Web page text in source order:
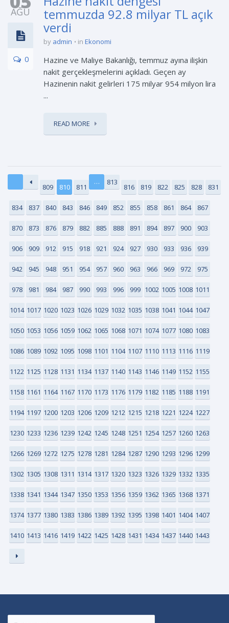
AĞU
0
temmuzda 92.8 milyar TL açık
verdi
by admin in Ekonomi
Hazine ve Maliye Bakanlığı, temmuz ayına ilişkin
nakit gerçekleşmelerini açıkladı. Geçen ay
Hazinenin nakit gelirleri 175 milyar 954 milyon lira
...
READ MORE
809 810 811
… 813
816 819 822 825 828 831
834 837 840 843 846 849 852 855 858 861 864 867
870 873 876 879 882 885 888 891 894 897 900 903
906 909 912 915 918 921 924 927 930 933 936 939
942 945 948 951 954 957 960 963 966 969 972 975
978 981 984 987 990 993 996 999 1002 1005 1008 1011
1014 1017 1020 1023 1026 1029 1032 1035 1038 1041 1044 1047
1050 1053 1056 1059 1062 1065 1068 1071 1074 1077 1080 1083
1086 1089 1092 1095 1098 1101 1104 1107 1110 1113 1116 1119
1122 1125 1128 1131 1134 1137 1140 1143 1146 1149 1152 1155
1158 1161 1164 1167 1170 1173 1176 1179 1182 1185 1188 1191
1194 1197 1200 1203 1206 1209 1212 1215 1218 1221 1224 1227
1230 1233 1236 1239 1242 1245 1248 1251 1254 1257 1260 1263
1266 1269 1272 1275 1278 1281 1284 1287 1290 1293 1296 1299
1302 1305 1308 1311 1314 1317 1320 1323 1326 1329 1332 1335
1338 1341 1344 1347 1350 1353 1356 1359 1362 1365 1368 1371
1374 1377 1380 1383 1386 1389 1392 1395 1398 1401 1404 1407
1410 1413 1416 1419 1422 1425 1428 1431 1434 1437 1440 1443